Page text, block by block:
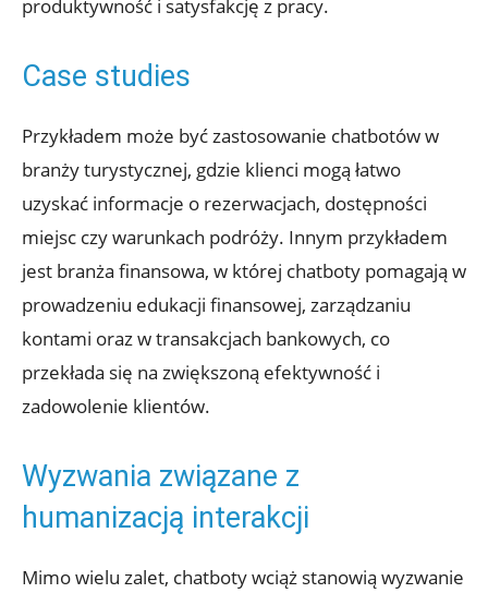
produktywność i satysfakcję z pracy.
Case studies
Przykładem może być zastosowanie chatbotów w
branży turystycznej, gdzie klienci mogą łatwo
uzyskać informacje o rezerwacjach, dostępności
miejsc czy warunkach podróży. Innym przykładem
jest branża finansowa, w której chatboty pomagają w
prowadzeniu edukacji finansowej, zarządzaniu
kontami oraz w transakcjach bankowych, co
przekłada się na zwiększoną efektywność i
zadowolenie klientów.
Wyzwania związane z
humanizacją interakcji
Mimo wielu zalet, chatboty wciąż stanowią wyzwanie